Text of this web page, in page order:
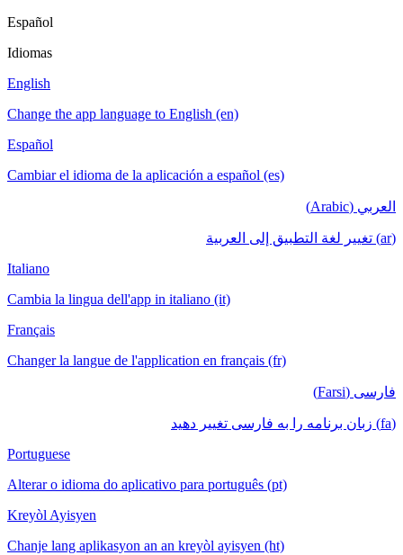
Español
Idiomas
English
Change the app language to English (en)
Español
Cambiar el idioma de la aplicación a español (es)
العربي (Arabic)
(ar) تغيير لغة التطبيق إلى العربية
Italiano
Cambia la lingua dell'app in italiano (it)
Français
Changer la langue de l'application en français (fr)
فارسی (Farsi)
(fa) زبان برنامه را به فارسی تغییر دهید
Portuguese
Alterar o idioma do aplicativo para português (pt)
Kreyòl Ayisyen
Chanje lang aplikasyon an an kreyòl ayisyen (ht)